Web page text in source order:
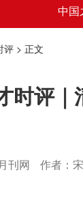
中国
评 > 正文
时评
刊网 作者：